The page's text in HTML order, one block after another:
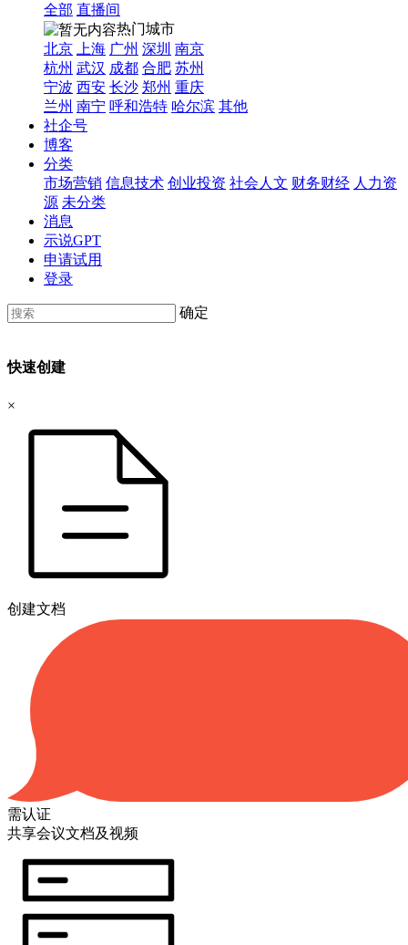
全部 直播间
热门城市
北京
上海 广州 深圳 南京
杭州 武汉 成都 合肥 苏州
宁波 西安 长沙 郑州 重庆
兰州 南宁 呼和浩特 哈尔滨 其他
社企号
博客
分类
市场营销 信息技术 创业投资 社会人文 财务财经 人力资
源 未分类
消息
示说GPT
申请试用
登录
确定
快速创建
×
创建文档
需认证
共享会议文档及视频